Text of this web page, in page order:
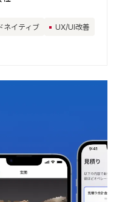
せください
ネイティブ
UX/UI改善